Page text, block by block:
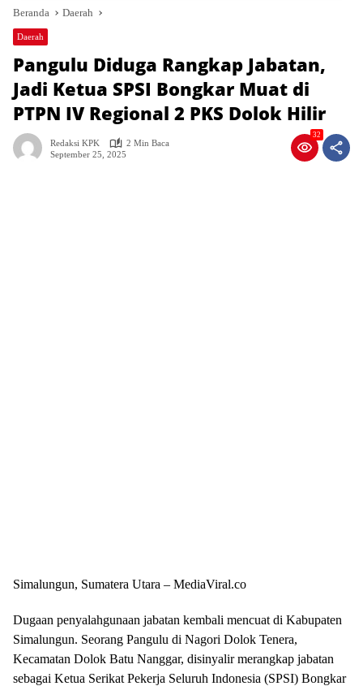
Beranda Daerah
Daerah
Pangulu Diduga Rangkap Jabatan,
Jadi Ketua SPSI Bongkar Muat di
PTPN IV Regional 2 PKS Dolok Hilir
Redaksi KPK
2 Min Baca
September 25, 2025
32
Simalungun, Sumatera Utara – MediaViral.co
Dugaan penyalahgunaan jabatan kembali mencuat di Kabupaten
Simalungun. Seorang Pangulu di Nagori Dolok Tenera,
Kecamatan Dolok Batu Nanggar, disinyalir merangkap jabatan
sebagai Ketua Serikat Pekerja Seluruh Indonesia (SPSI) Bongkar